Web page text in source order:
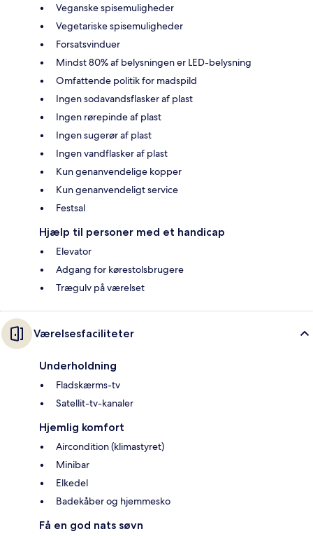
Veganske spisemuligheder
Vegetariske spisemuligheder
Forsatsvinduer
Mindst 80% af belysningen er LED-belysning
Omfattende politik for madspild
Ingen sodavandsflasker af plast
Ingen rørepinde af plast
Ingen sugerør af plast
Ingen vandflasker af plast
Kun genanvendelige kopper
Kun genanvendeligt service
Festsal
Hjælp til personer med et handicap
Elevator
Adgang for kørestolsbrugere
Trægulv på værelset
Værelsesfaciliteter
Underholdning
Fladskærms-tv
Satellit-tv-kanaler
Hjemlig komfort
Aircondition (klimastyret)
Minibar
Elkedel
Badekåber og hjemmesko
Få en god nats søvn